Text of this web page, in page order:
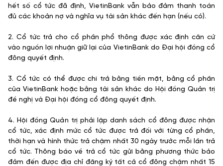
hết số cổ tức đã định, VietinBank vẫn bảo đảm thanh toán
đủ các khoản nợ và nghĩa vụ tài sản khác đến hạn (nếu có).
2. Cổ tức trả cho cổ phần phổ thông được xác định căn cứ
vào nguồn lợi nhuận giữ lại của VietinBank do Đại hội đồng cổ
đông quyết định.
3. Cổ tức có thể được chi trả bằng tiền mặt, bằng cổ phần
của VietinBank hoặc bằng tài sản khác do Hội đồng Quản trị
đề nghị và Đại hội đồng cổ đông quyết định.
4. Hội đồng Quản trị phải lập danh sách cổ đông được nhận
cổ tức, xác định mức cổ tức được trả đối với từng cổ phần,
thời hạn và hình thức trả chậm nhất 30 ngày trước mỗi lần trả
cổ tức. Thông báo về trả cổ tức gửi bằng phương thức bảo
đảm đến được địa chỉ đăng ký tất cả cổ đông chậm nhất 15